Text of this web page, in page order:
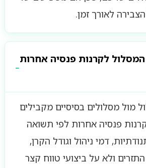
לאורך זמן.
לקרנות פנסיה אחרות
מול מסלולים בסיסיים מקבילים
פנסיה אחרות לפי תשואה
דמי ניהול וגודל הקרן,
ולא על ביצועי טווח קצר